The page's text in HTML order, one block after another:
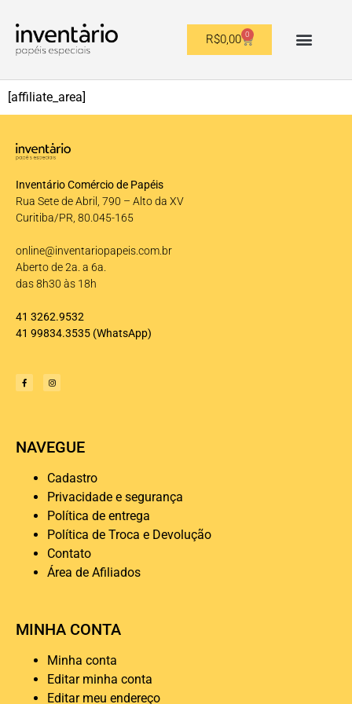
R$0,00 0
[affiliate_area]
Inventário Comércio de Papéis
Rua Sete de Abril, 790 – Alto da XV
Curitiba/PR, 80.045-165
online@inventariopapeis.com.br
Aberto de 2a. a 6a.
das 8h30 às 18h
41 3262.9532
41 99834.3535 (WhatsApp)
NAVEGUE
Cadastro
Privacidade e segurança
Política de entrega
Política de Troca e Devolução
Contato
Área de Afiliados
MINHA CONTA
Minha conta
Editar minha conta
Editar meu endereço